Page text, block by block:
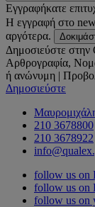
Εγγραφήκατε
Η εγγραφή στο
αργότερα.
Δημοσιεύστε στην
Αρθρογραφία,
ή ανώνυμη |
Δημοσιεύστε
210 3678800
210 3678922
follow us on
follow us on
follow us on